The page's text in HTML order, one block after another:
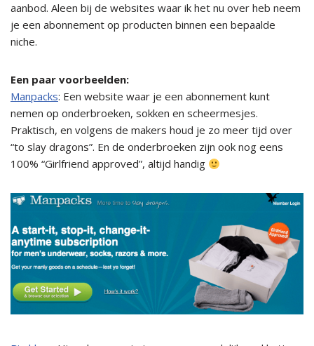
aanbod. Aleen bij de websites waar ik het nu over heb neem
je een abonnement op producten binnen een bepaalde
niche.
Een paar voorbeelden:
Manpacks: Een website waar je een abonnement kunt
nemen op onderbroeken, sokken en scheermesjes.
Praktisch, en volgens de makers houd je zo meer tijd over
“to slay dragons”. En de onderbroeken zijn ook nog eens
100% “Girlfriend approved”, altijd handig